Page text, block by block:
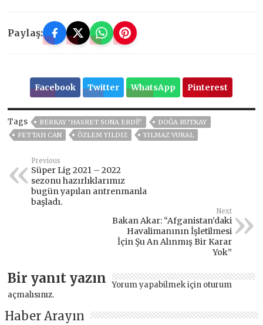
Paylaş:
Facebook Twitter WhatsApp Pinterest
Tags BERKAY ‘HASRET SONA ERDI!’
DOĞA RUTKAY
FETTAH CAN
ÖZLEM YILDIZ YILMAZ VURAL
Previous
Süper Lig 2021 – 2022
sezonu hazırlıklarımız
bugün yapılan antrenmanla
başladı.
Next
Bakan Akar: “Afganistan’daki
Havalimanının İşletilmesi
İçin Şu An Alınmış Bir Karar
Yok”
Bir yanıt yazın Yorum yapabilmek için oturum
açmalısınız.
Haber Arayın